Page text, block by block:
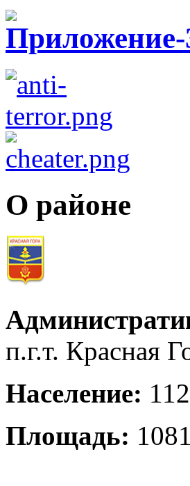
О районе
п.г.т. Красная
Население:
Площадь: